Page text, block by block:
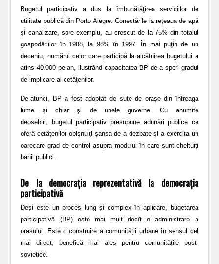
Bugetul participativ a dus la îmbunătăţirea serviciilor de
utilitate publică din Porto Alegre. Conectările la reţeaua de apă
şi canalizare, spre exemplu, au crescut de la 75% din totalul
gospodăriilor în 1988, la 98% în 1997. În mai puţin de un
deceniu, numărul celor care participă la alcătuirea bugetului a
atins 40.000 pe an, ilustrând capacitatea BP de a spori gradul
de implicare al cetăţenilor.
De-atunci, BP a fost adoptat de sute de oraşe din întreaga
lume şi chiar şi de unele guverne. Cu anumite
deosebiri, bugetul participativ presupune adunări publice ce
oferă cetăţenilor obişnuiţi şansa de a dezbate şi a exercita un
oarecare grad de control asupra modului în care sunt cheltuiţi
banii publici.
De la democrația reprezentativă la democrația
participativă
Deși este un proces lung și complex în aplicare, bugetarea
participativă (BP) este mai mult decît o administrare a
orașului. Este o construire a comunității urbane în sensul cel
mai direct, benefică mai ales pentru comunitățile post-
sovietice.